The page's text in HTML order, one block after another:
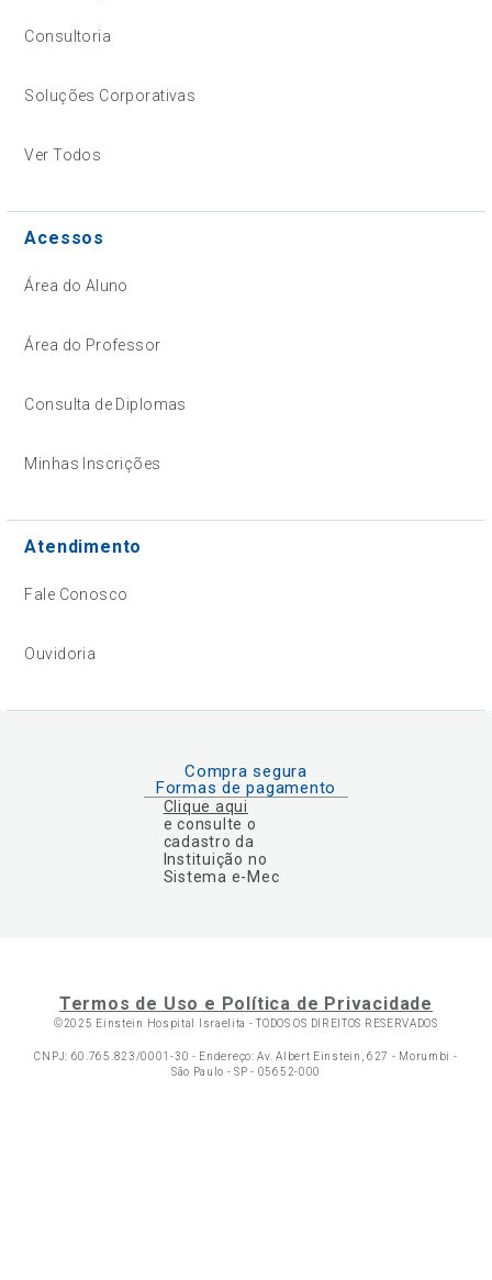
Consultoria
Soluções Corporativas
Ver Todos
Acessos
Área do Aluno
Área do Professor
Consulta de Diplomas
Minhas Inscrições
Atendimento
Fale Conosco
Ouvidoria
Compra segura
Formas de pagamento
Clique aqui
e consulte o
cadastro da
Instituição no
Sistema e-Mec
Termos de Uso e Política de Privacidade
©2025 Einstein Hospital Israelita -TODOS OS DIREITOS RESERVADOS
CNPJ: 60.765.823/0001-30 - Endereço: Av. Albert Einstein, 627 - Morumbi -
São Paulo - SP - 05652-000